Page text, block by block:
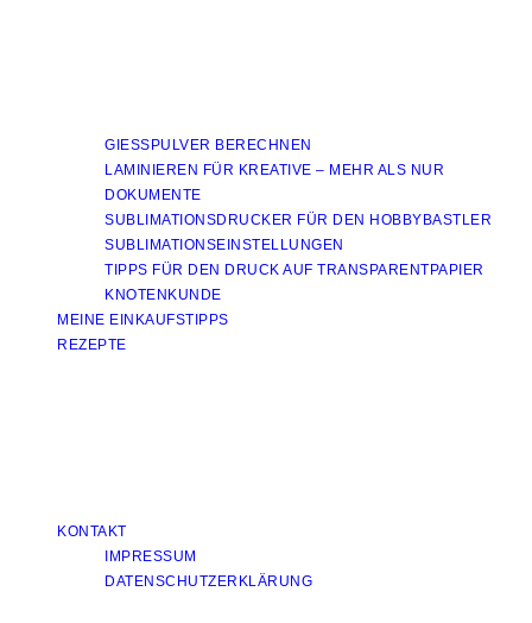
GIESSPULVER BERECHNEN
LAMINIEREN FÜR KREATIVE – MEHR ALS NUR
DOKUMENTE
SUBLIMATIONSDRUCKER FÜR DEN HOBBYBASTLER
SUBLIMATIONSEINSTELLUNGEN
TIPPS FÜR DEN DRUCK AUF TRANSPARENTPAPIER
KNOTENKUNDE
MEINE EINKAUFSTIPPS
REZEPTE
KONTAKT
IMPRESSUM
DATENSCHUTZERKLÄRUNG